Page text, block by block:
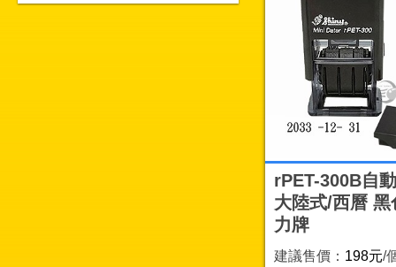
rPET-300B自
大陸式/西曆 黑
力牌
建議售價： 198元/